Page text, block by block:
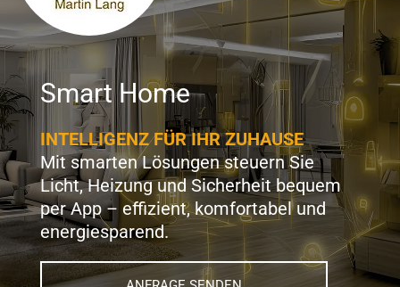
Smart Home
INTELLIGENZ FÜR IHR ZUHAUSE
Mit smarten Lösungen steuern Sie
Licht, Heizung und Sicherheit bequem
per App – effizient, komfortabel und
energiesparend.